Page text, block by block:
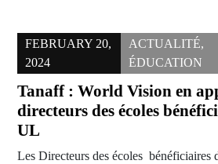
FEBRUARY 20,
2024
ACTUALITÉ,
ÉDUCATION
Tanaff : World Vision en
directeurs des écoles
UL
Les Directeurs des écoles